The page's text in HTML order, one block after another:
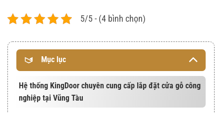
5/5 - (4 bình chọn)
Mục lục
Hệ thống KingDoor chuyên cung cấp lắp đặt cửa gỗ công
nghiệp tại Vũng Tàu